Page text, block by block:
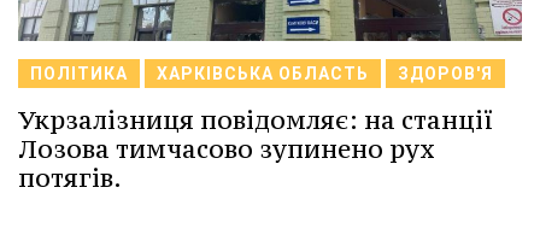
ПОЛІТИКА ХАРКІВСЬКА ОБЛАСТЬ ЗДОРОВ'Я
Укрзалізниця повідомляє: на станції
Лозова тимчасово зупинено рух
потягів.